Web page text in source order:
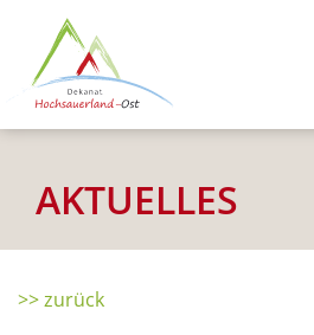
AKTUELLES
>> zurück